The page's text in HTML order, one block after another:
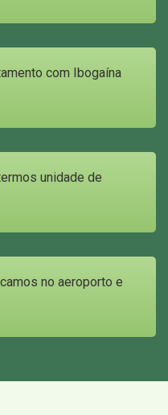
com Ibogaína
unidade de
no aeroporto e